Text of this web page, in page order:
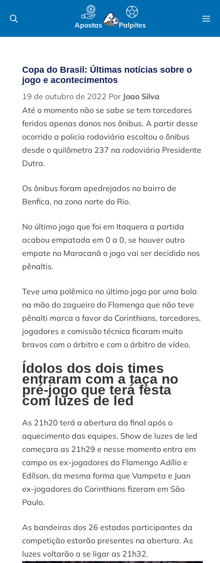
para
Apostas Palpites
Copa do Brasil: Últimas notícias sobre o
jogo e acontecimentos
19 de outubro de 2022 Por Joao Silva
Até o momento não se sabe se tem torcedores
feridos apenas danos nos ônibus. A partir desse
ocorrido a policia rodoviária escoltou o ônibus
desde o quilômetro 237 na rodoviária Presidente
Dutra.
Os ônibus foram apedrejados no bairro de
Benfica, na zona norte do Rio.
No último jogo que foi em Itaquera a partida
acabou empatada em 0 a 0, se houver outro
empate no Maracanã o jogo vai ser decidido nos
pênaltis.
Teve uma polêmica no último jogo por uma bola
na mão do zagueiro do Flamengo que não teve
pênalti marca a favor do Corinthians, torcedores,
jogadores e comissão técnica ficaram muito
bravos com o árbitro e com o árbitro de vídeo.
Ídolos dos dois times
entraram com a taça no
pré-jogo que terá festa
com luzes de led
As 21h20 terá a abertura da final após o
aquecimento das equipes. Show de luzes de led
começara as 21h29 e nesse momento entra em
campo os ex-jogadores do Flamengo Adílio e
Edílson, da mesma forma que Vampeta e Juan
ex-jogadores do Corinthians fizeram em São
Paulo.
As bandeiras dos 26 estados participantes da
competição estarão presentes na abertura. As
luzes voltarão a se ligar as 21h32.